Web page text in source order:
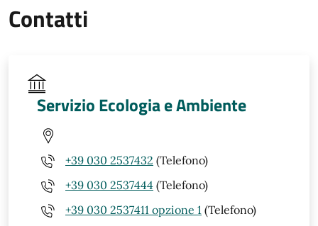
Contatti
Servizio Ecologia e Ambiente
+39 030 2537432 (Telefono)
+39 030 2537444 (Telefono)
+39 030 2537411 opzione 1 (Telefono)